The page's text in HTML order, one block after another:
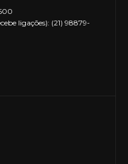
ligações): (21) 98879-